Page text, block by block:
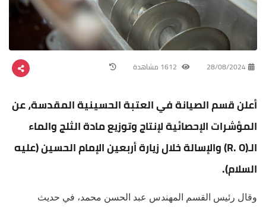
28/08/2024
أعلن قسم الصيانة في العتبة الحسينية المقدسة، عن
المؤشرات الإحصائية لإنتاج وتوزيع مادة الثلج والماء
الـ(R. O) والإسالة خلال زيارة أربعين الإمام الحسين (عليه
السلام).
وقال رئيس القسم المهندس عبد الحسن محمد، في حديث